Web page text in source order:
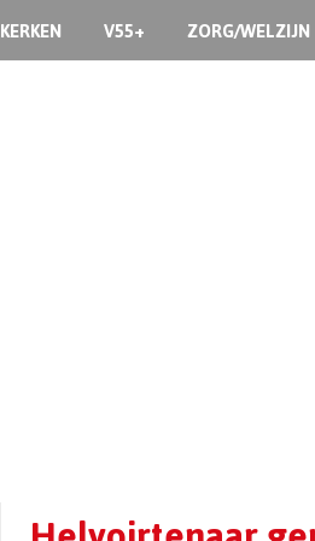
KERKEN V55+ ZORG/WELZIJN